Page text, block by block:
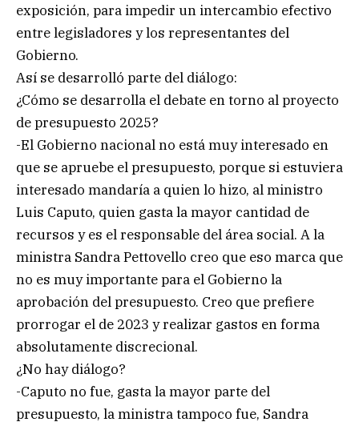
exposición, para impedir un intercambio efectivo
entre legisladores y los representantes del
Gobierno.
Así se desarrolló parte del diálogo:
¿Cómo se desarrolla el debate en torno al proyecto
de presupuesto 2025?
-El Gobierno nacional no está muy interesado en
que se apruebe el presupuesto, porque si estuviera
interesado mandaría a quien lo hizo, al ministro
Luis Caputo, quien gasta la mayor cantidad de
recursos y es el responsable del área social. A la
ministra Sandra Pettovello creo que eso marca que
no es muy importante para el Gobierno la
aprobación del presupuesto. Creo que prefiere
prorrogar el de 2023 y realizar gastos en forma
absolutamente discrecional.
¿No hay diálogo?
-Caputo no fue, gasta la mayor parte del
presupuesto, la ministra tampoco fue, Sandra